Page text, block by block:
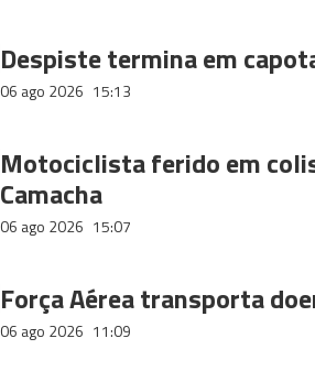
Despiste termina em
06 ago 2026 15:13
Motociclista ferido em
Camacha
06 ago 2026 15:07
Força Aérea transporta
06 ago 2026 11:09